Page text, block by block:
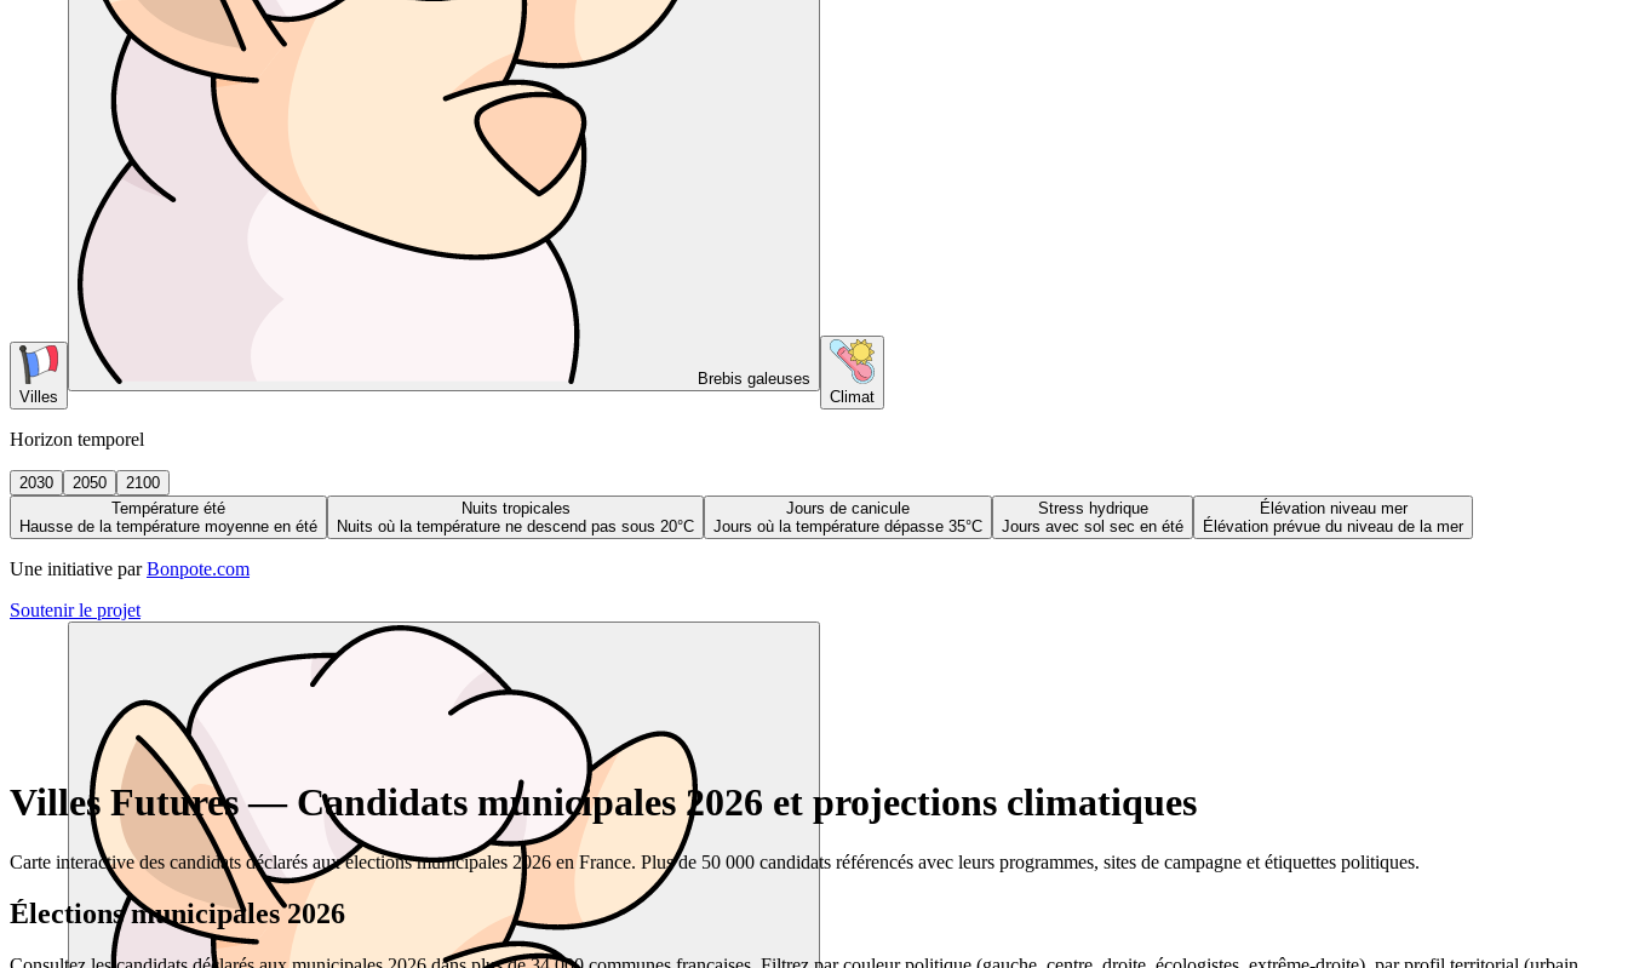
Villes
Brebis galeuses
Climat
Horizon temporel
2030 2050
2100
Température été
Hausse de la température moyenne en été
Nuits tropicales
Nuits où la température ne descend pas sous 20°C
Jours de canicule
Jours où la température dépasse 35°C
Stress hydrique
Jours avec sol sec en été
Élévation niveau mer
Élévation prévue du niveau de la mer
Une initiative par Bonpote.com
Soutenir le projet
Villes Futures — Candidats municipales 2026 et projections climatiques
Carte interactive des candidats déclarés aux élections municipales 2026 en France. Plus de 50 000 candidats référencés avec leurs programmes, sites de campagne et étiquettes politiques.
Élections municipales 2026